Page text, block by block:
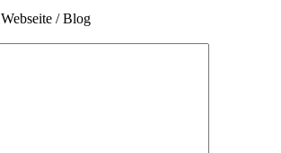
Webseite / Blog